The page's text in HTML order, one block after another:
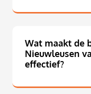
Wat maakt de
Nieuwleusen
effectief?